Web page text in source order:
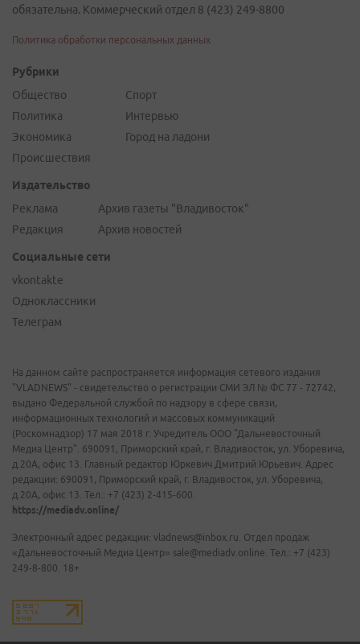
обязательна. Коммерческий отдел 8 (423) 249-8800
Политика обработки персональных данных
Рубрики
Общество
Политика
Экономика
Происшествия
Спорт
Интервью
Город на ладони
Издательство
Реклама
Редакция
Архив газеты "Владивосток"
Архив новостей
Социальные сети
vkontakte
Одноклассники
Телеграм
На данном сайте распространяется информация сетевого издания
"VLADNEWS" - свидетельство о регистрации СМИ ЭЛ № ФС 77 - 72742,
выдано Федеральной службой по надзору в сфере связи,
информационных технологий и массовых коммуникаций
(Роскомнадзор) 17 мая 2018 г. Учредитель ООО "Дальневосточный
Медиа Центр". 690091, Приморский край, г. Владивосток, ул. Уборевича,
д.20А, офис 13. Главный редактор Юркевич Дмитрий Юрьевич. Адрес
редакции: 690091, Приморский край, г. Владивосток, ул. Уборевича,
д.20А, офис 13. Тел.: +7 (423) 2-415-600.
https://mediadv.online/
Электронный адрес редакции: vladnews@inbox.ru. Отдел продаж
«Дальневосточный Медиа Центр» sale@mediadv.online. Тел.: +7 (423)
249-8-800. 18+